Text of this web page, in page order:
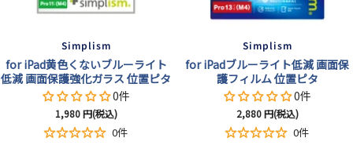
Simplism
for iPad黄色くないブルーライト
低減 画面保護強化ガラス 位置ピタ
0件
セ
ー
1,980円(税込)
0件
Simplism
for iPadブルーライト低減 画面保
護フィルム 位置ピタ
0件
セ
ー
2,880円(税込)
0件